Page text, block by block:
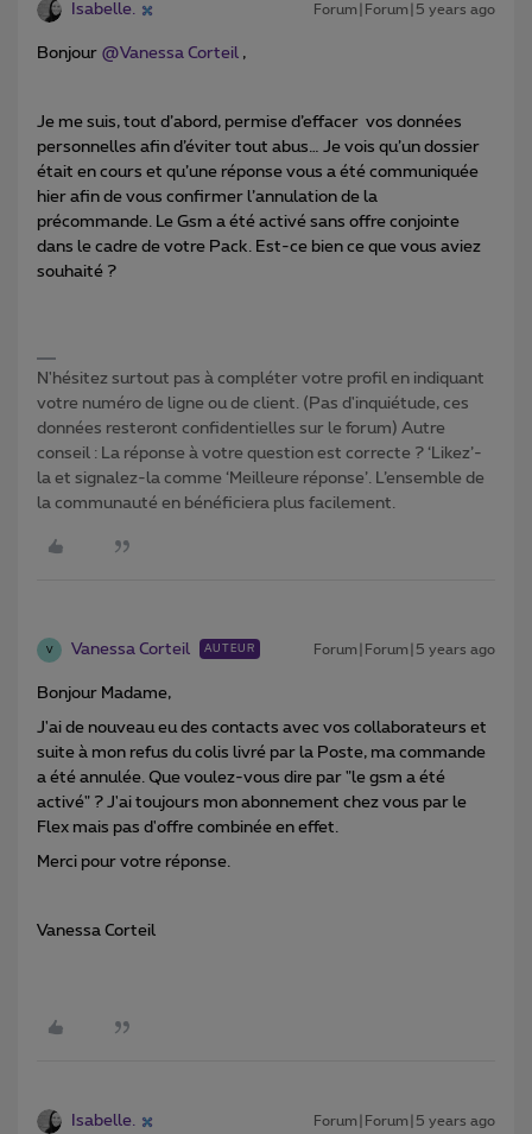
Isabelle. Forum|Forum|5 years ago
Bonjour @Vanessa Corteil ,
Je me suis, tout d’abord, permise d’effacer vos données
personnelles afin d’éviter tout abus… Je vois qu’un dossier
était en cours et qu’une réponse vous a été communiquée
hier afin de vous confirmer l’annulation de la
précommande. Le Gsm a été activé sans offre conjointe
dans le cadre de votre Pack. Est-ce bien ce que vous aviez
souhaité ?
N'hésitez surtout pas à compléter votre profil en indiquant
votre numéro de ligne ou de client. (Pas d'inquiétude, ces
données resteront confidentielles sur le forum) Autre
conseil : La réponse à votre question est correcte ? ‘Likez’-
la et signalez-la comme ‘Meilleure réponse’. L’ensemble de
la communauté en bénéficiera plus facilement.
V Vanessa Corteil AUTEUR Forum|Forum|5 years ago
Bonjour Madame,
J'ai de nouveau eu des contacts avec vos collaborateurs et
suite à mon refus du colis livré par la Poste, ma commande
a été annulée. Que voulez-vous dire par "le gsm a été
activé" ? J'ai toujours mon abonnement chez vous par le
Flex mais pas d'offre combinée en effet.
Merci pour votre réponse.
Vanessa Corteil
Isabelle. Forum|Forum|5 years ago